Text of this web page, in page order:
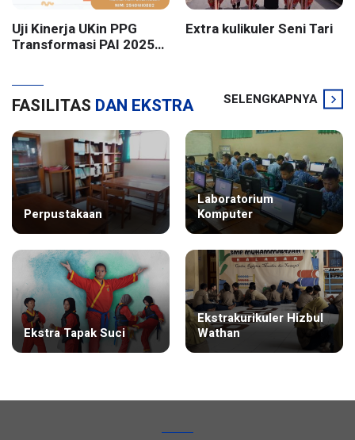
Uji Kinerja UKin PPG
Transformasi PAI 2025
Extra kulikuler Seni Tari
FASILITAS DAN EKSTRA SELENGKAPNYA
Perpustakaan
Laboratorium
Komputer
Ekstra Tapak Suci
Ekstrakurikuler Hizbul
Wathan